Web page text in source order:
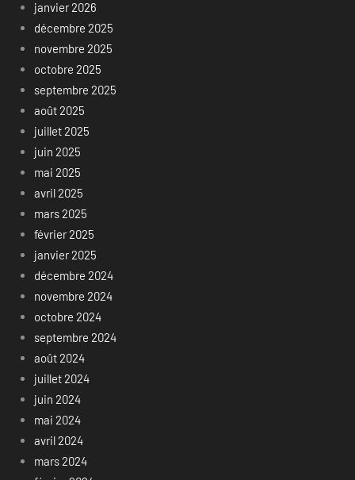
janvier 2026
décembre 2025
novembre 2025
octobre 2025
septembre 2025
août 2025
juillet 2025
juin 2025
mai 2025
avril 2025
mars 2025
février 2025
janvier 2025
décembre 2024
novembre 2024
octobre 2024
septembre 2024
août 2024
juillet 2024
juin 2024
mai 2024
avril 2024
mars 2024